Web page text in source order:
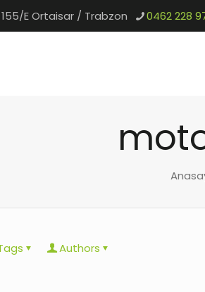
E Ortaisar / Trabzon 0462 228
Authors